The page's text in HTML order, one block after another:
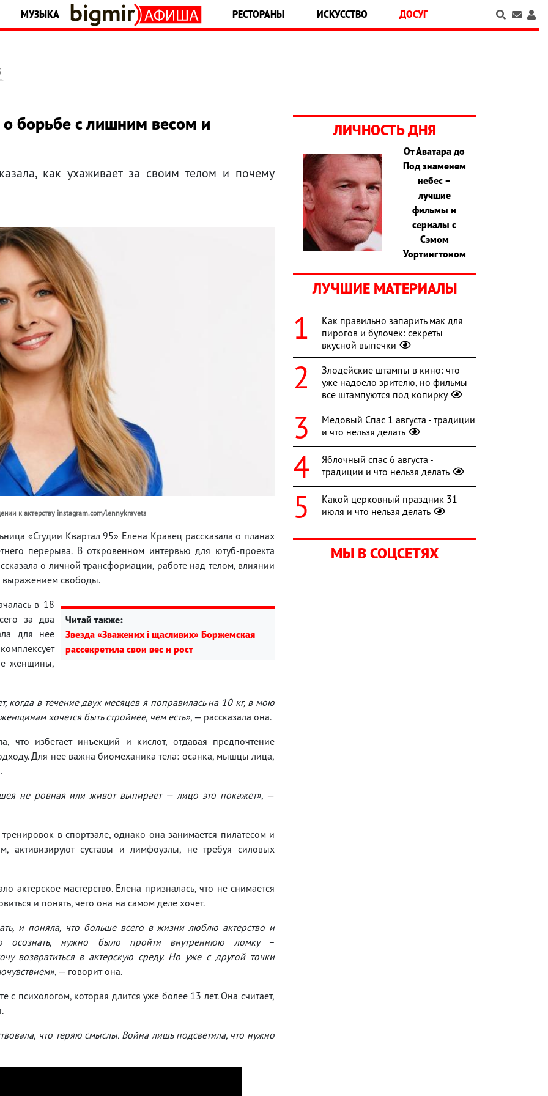
МУЗЫКА РЕСТОРАНЫ ИСКУССТВО ДОСУГ
борьбе с лишним весом и
как ухаживает за своим телом и почему
к актерству instagram.com/lennykravets
«Студии Квартал 95» Елена Кравец рассказала о планах
перерыва. В откровенном интервью для ютуб-проекта
о личной трансформации, работе над телом, влиянии
выражением свободы.
Читай также:
Звезда «Зважених і щасливих» Боржемская
рассекретила свои вес и рост
в 18
за два
для нее
женщины,
когда в течение двух месяцев я поправилась на 10 кг, в мою
хочется быть стройнее, чем есть», — рассказала она.
что избегает инъекций и кислот, отдавая предпочтение
Для нее важна биомеханика тела: осанка, мышцы лица,
не ровная или живот выпирает — лицо это покажет», —
в спортзале, однако она занимается пилатесом и
активизируют суставы и лимфоузлы, не требуя силовых
актерское мастерство. Елена призналась, что не снимается
и понять, чего она на самом деле хочет.
и поняла, что больше всего в жизни люблю актерство и
осознать, нужно было пройти внутреннюю ломку –
возвратиться в актерскую среду. Но уже с другой точки
, — говорит она.
психологом, которая длится уже более 13 лет. Она считает,
что теряю смыслы. Война лишь подсветила, что нужно
ЛИЧНОСТЬ ДНЯ
От Аватара до
Под знаменем
небес –
лучшие
фильмы и
сериалы с
Сэмом
Уортингтоном
ЛУЧШИЕ МАТЕРИАЛЫ
Как правильно запарить мак для
пирогов и булочек: секреты
вкусной выпечки
Злодейские штампы в кино: что
уже надоело зрителю, но фильмы
все штампуются под копирку
Медовый Спас 1 августа - традиции
и что нельзя делать
Яблочный спас 6 августа -
традиции и что нельзя делать
Какой церковный праздник 31
июля и что нельзя делать
МЫ В СОЦСЕТЯХ